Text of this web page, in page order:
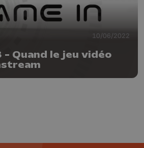
10/06/2022
- Quand le jeu vidéo